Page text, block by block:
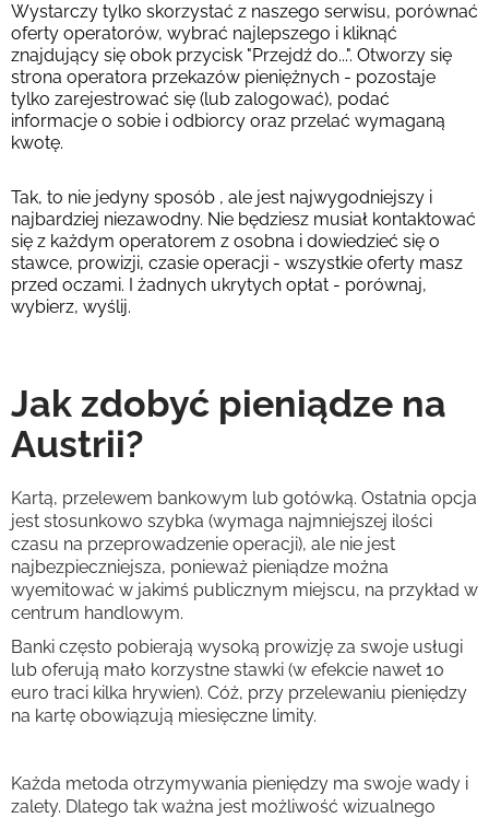
Wystarczy tylko skorzystać z naszego serwisu, porównać
oferty operatorów, wybrać najlepszego i kliknąć
znajdujący się obok przycisk "Przejdź do...". Otworzy się
strona operatora przekazów pieniężnych - pozostaje
tylko zarejestrować się (lub zalogować), podać
informacje o sobie i odbiorcy oraz przelać wymaganą
kwotę.
Tak, to nie jedyny sposób , ale jest najwygodniejszy i
najbardziej niezawodny. Nie będziesz musiał kontaktować
się z każdym operatorem z osobna i dowiedzieć się o
stawce, prowizji, czasie operacji - wszystkie oferty masz
przed oczami. I żadnych ukrytych opłat - porównaj,
wybierz, wyślij.
Jak zdobyć pieniądze na
Austrii?
Kartą, przelewem bankowym lub gotówką. Ostatnia opcja
jest stosunkowo szybka (wymaga najmniejszej ilości
czasu na przeprowadzenie operacji), ale nie jest
najbezpieczniejsza, ponieważ pieniądze można
wyemitować w jakimś publicznym miejscu, na przykład w
centrum handlowym.
Banki często pobierają wysoką prowizję za swoje usługi
lub oferują mało korzystne stawki (w efekcie nawet 10
euro traci kilka hrywien). Cóż, przy przelewaniu pieniędzy
na kartę obowiązują miesięczne limity.
Każda metoda otrzymywania pieniędzy ma swoje wady i
zalety. Dlatego tak ważna jest możliwość wizualnego